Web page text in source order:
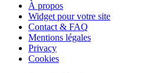
À propos
Widget pour votre site
Contact & FAQ
Mentions légales
Privacy
Cookies